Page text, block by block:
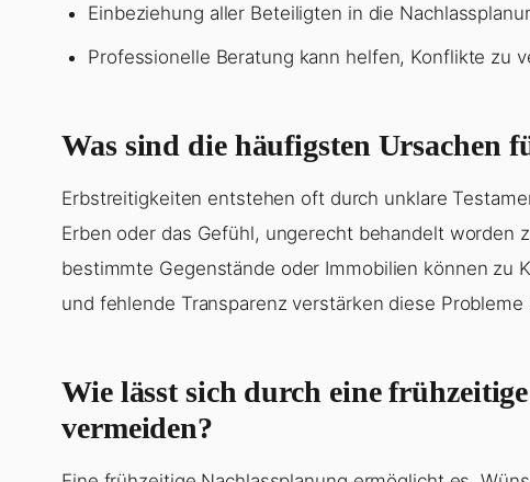
Einbeziehung aller Beteiligten in die
Professionelle Beratung kann helfen, Konflikte zu
Was sind die häufigsten Ursachen
Erbstreitigkeiten entstehen oft durch unklare
Erben oder das Gefühl, ungerecht behandelt worden
bestimmte Gegenstände oder Immobilien können zu
und fehlende Transparenz verstärken diese Probleme
Wie lässt sich durch eine
vermeiden?